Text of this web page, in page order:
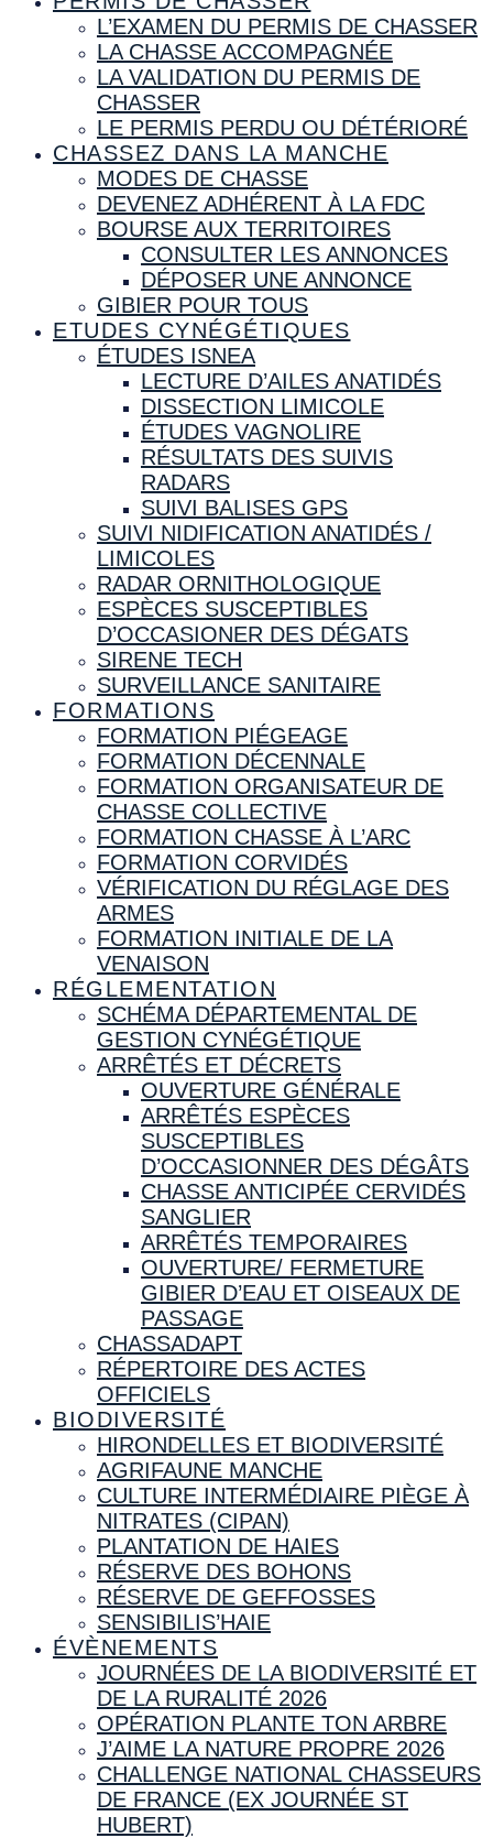
L’EXAMEN DU PERMIS DE CHASSER
LA CHASSE ACCOMPAGNÉE
LA VALIDATION DU PERMIS DE
CHASSER
LE PERMIS PERDU OU DÉTÉRIORÉ
CHASSEZ DANS LA MANCHE
MODES DE CHASSE
DEVENEZ ADHÉRENT À LA FDC
BOURSE AUX TERRITOIRES
CONSULTER LES ANNONCES
DÉPOSER UNE ANNONCE
GIBIER POUR TOUS
ETUDES CYNÉGÉTIQUES
ÉTUDES ISNEA
LECTURE D’AILES ANATIDÉS
DISSECTION LIMICOLE
ÉTUDES VAGNOLIRE
RÉSULTATS DES SUIVIS
RADARS
SUIVI BALISES GPS
SUIVI NIDIFICATION ANATIDÉS /
LIMICOLES
RADAR ORNITHOLOGIQUE
ESPÈCES SUSCEPTIBLES
D’OCCASIONER DES DÉGATS
SIRENE TECH
SURVEILLANCE SANITAIRE
FORMATIONS
FORMATION PIÉGEAGE
FORMATION DÉCENNALE
FORMATION ORGANISATEUR DE
CHASSE COLLECTIVE
FORMATION CHASSE À L’ARC
FORMATION CORVIDÉS
VÉRIFICATION DU RÉGLAGE DES
ARMES
FORMATION INITIALE DE LA
VENAISON
RÉGLEMENTATION
SCHÉMA DÉPARTEMENTAL DE
GESTION CYNÉGÉTIQUE
ARRÊTÉS ET DÉCRETS
OUVERTURE GÉNÉRALE
ARRÊTÉS ESPÈCES
SUSCEPTIBLES
D’OCCASIONNER DES DÉGÂTS
CHASSE ANTICIPÉE CERVIDÉS
SANGLIER
ARRÊTÉS TEMPORAIRES
OUVERTURE/ FERMETURE
GIBIER D’EAU ET OISEAUX DE
PASSAGE
CHASSADAPT
RÉPERTOIRE DES ACTES
OFFICIELS
BIODIVERSITÉ
HIRONDELLES ET BIODIVERSITÉ
AGRIFAUNE MANCHE
CULTURE INTERMÉDIAIRE PIÈGE À
NITRATES (CIPAN)
PLANTATION DE HAIES
RÉSERVE DES BOHONS
RÉSERVE DE GEFFOSSES
SENSIBILIS’HAIE
ÉVÈNEMENTS
JOURNÉES DE LA BIODIVERSITÉ ET
DE LA RURALITÉ 2026
OPÉRATION PLANTE TON ARBRE
J’AIME LA NATURE PROPRE 2026
CHALLENGE NATIONAL CHASSEURS
DE FRANCE (EX JOURNÉE ST
HUBERT)